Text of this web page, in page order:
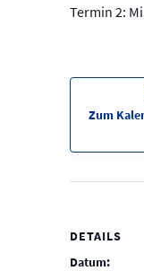
Termin 2:
Zum
DETAILS
Datum: